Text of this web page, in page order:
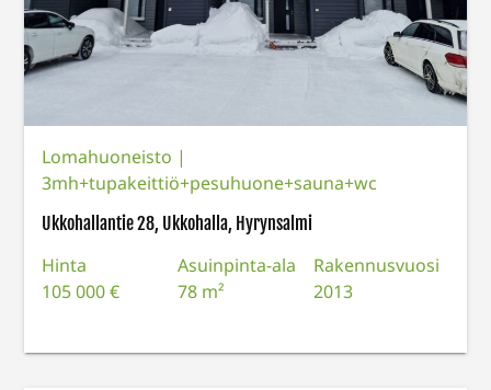
Lomahuoneisto |
3mh+tupakeittiö+pesuhuone+sauna+wc
Ukkohallantie 28, Ukkohalla, Hyrynsalmi
Hinta
105 000 €
Asuinpinta-ala
78 m²
Rakennusvuosi
2013